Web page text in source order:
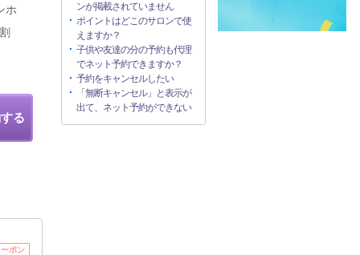
ホ
る
ーポン
ンが掲載されていません
ポイントはどこのサロンで使
えますか？
子供や友達の分の予約も代理
でネット予約できますか？
予約をキャンセルしたい
「無断キャンセル」と表示が
出て、ネット予約ができない